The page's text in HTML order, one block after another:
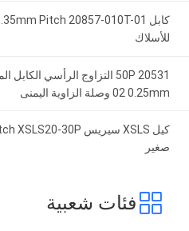
للأسلاك
02 0.25mm وصلة الزاوية اليمنى
صغير
فئات شعبية